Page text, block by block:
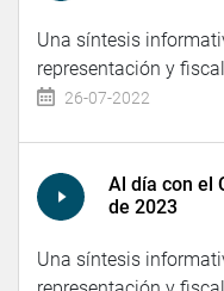
Una síntesis
representación y
26-07-2022
Al día con el
de 2023
Una síntesis